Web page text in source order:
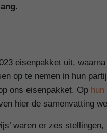
eisenpakket uit,
op te nemen in hun
ons eisenpakket. Op hun
hier de samenvatting
waren er zes stellingen,